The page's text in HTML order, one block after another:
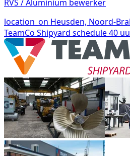
RVS / Aluminium bewerker
location_on Heusden, Noord-
TeamCo Shipyard schedule40